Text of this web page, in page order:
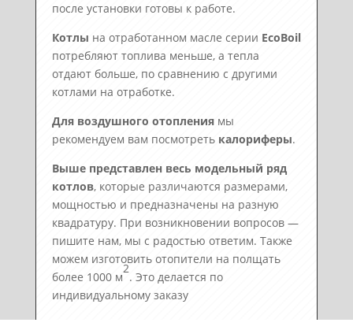
после установки готовы к работе.
Котлы на отработанном масле серии EcoBoil
потребляют топлива меньше, а тепла
отдают больше, по сравнению с другими
котлами на отработке.
Для воздушного отоплениямы
рекомендуем вам посмотреть калориферы.
Выше представлен весь модельный ряд
котлов, которые различаются размерами,
мощностью и предназначены на разную
квадратуру. При возникновении вопросов —
пишите нам, мы с радостью ответим. Также
можем изготовить отопители на полщать
более 1000 м
2
. Это делается по
индивидуальному заказу